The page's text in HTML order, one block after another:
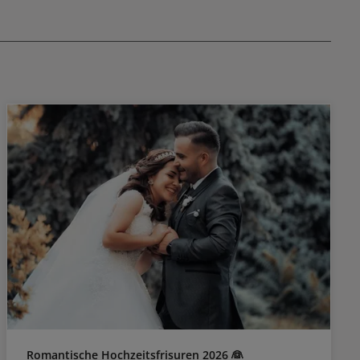
Frizz. Wella Oil Reflections Emulsion Anwendung
Minuten einwirken lassen, gründlich ausspülen.
Tipp: Kann auch unter der Oilreflections Maske
angewendet werden. Mousse zuerst einziehen
lassen, dann Maske in Längen und Spitzen
auftragen. Alles gemeinsam sorgfältig
auswaschen.
Romantische Hochzeitsfrisuren 2026 👰